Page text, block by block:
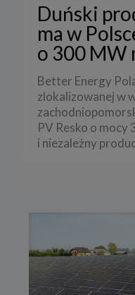
Duński
ma w
o 300 MW
Better Energy
zlokalizowanej w
PV Resko o mocy
i niezależny